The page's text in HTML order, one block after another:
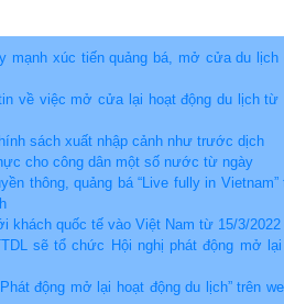
mạnh xúc tiến quảng bá, mở cửa du lịch
về việc mở cửa lại hoạt động du lịch từ
sách xuất nhập cảnh như trước dịch
cho công dân một số nước từ ngày
thông, quảng bá “Live fully in Vietnam”
khách quốc tế vào Việt Nam từ 15/3/2022
sẽ tổ chức Hội nghị phát động mở
động mở lại hoạt động du lịch” trên